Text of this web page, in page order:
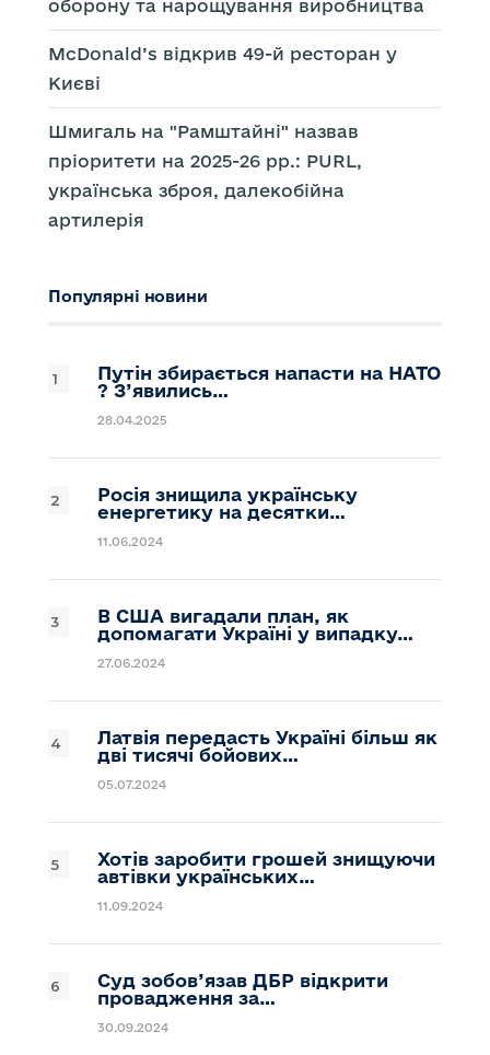
оборону та нарощування виробництва
McDonald’s відкрив 49-й ресторан у
Києві
Шмигаль на "Рамштайні" назвав
пріоритети на 2025-26 рр.: PURL,
українська зброя, далекобійна
артилерія
Популярні новини
Путін збирається напасти на НАТО
? З’явились…
28.04.2025
Росія знищила українську
енергетику на десятки…
11.06.2024
В США вигадали план, як
допомагати Україні у випадку…
27.06.2024
Латвія передасть Україні більш як
дві тисячі бойових…
05.07.2024
Хотів заробити грошей знищуючи
автівки українських…
11.09.2024
Суд зобов’язав ДБР відкрити
провадження за…
30.09.2024